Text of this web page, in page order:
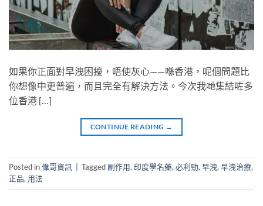
如果你正面對早洩困擾，唔使灰心——喺香港，呢個問題比
你想像中更普遍，而且完全有解決方法。今次我哋集結咗多
位香港 […]
CONTINUE READING →
Posted in偉哥資訊 Tagged副作用,印度學名藥,必利勁,早洩,早洩治療,
正品, 用法